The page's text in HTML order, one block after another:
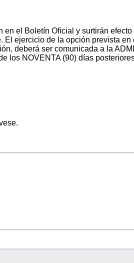
el Boletín Oficial y surtirán efecto
ejercicio de la opción prevista en
deberá ser comunicada a la
los NOVENTA (90) días